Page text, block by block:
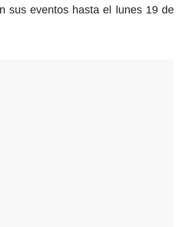
sus eventos hasta el lunes 19 de